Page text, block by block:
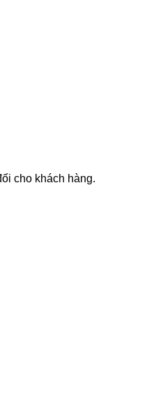
cho khách hàng.